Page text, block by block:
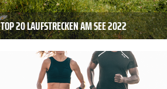
TOP 20 LAUFSTRECKEN AM SEE 2022